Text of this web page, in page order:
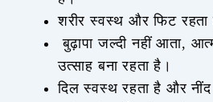
शरीर स्वस्थ और फिट रहता
बुढ़ापा जल्दी नहीं आता,
उत्साह बना रहता है।
दिल स्वस्थ रहता है और